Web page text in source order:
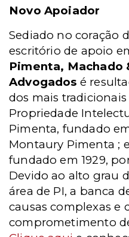
Novo Apoiador
Sediado no coração
escritório de apoio
Pimenta, Machado
Advogados é
dos mais
Propriedade
Pimenta, fundado
Montaury Pimenta ;
fundado em 1929,
Devido ao alto grau
área de PI, a banca
causas complexas e
comprometimento